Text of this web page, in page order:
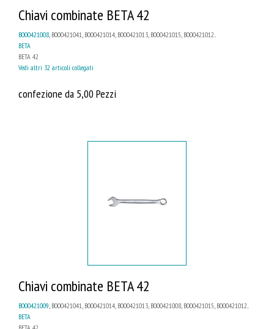
Chiavi combinate BETA 42
B000421008 , B000421041, B000421014, B000421013, B000421015, B000421012...
BETA
BETA 42
Vedi altri 32 articoli collegati
confezione da 5,00 Pezzi
Chiavi combinate BETA 42
B000421009, B000421041, B000421014, B000421013, B000421008, B000421015, B000421012...
BETA